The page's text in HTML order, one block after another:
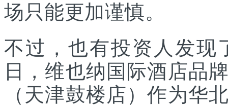
场只能更加谨慎。
不过，也有投资人发现
日，维也纳国际酒店品
（天津鼓楼店）作为华